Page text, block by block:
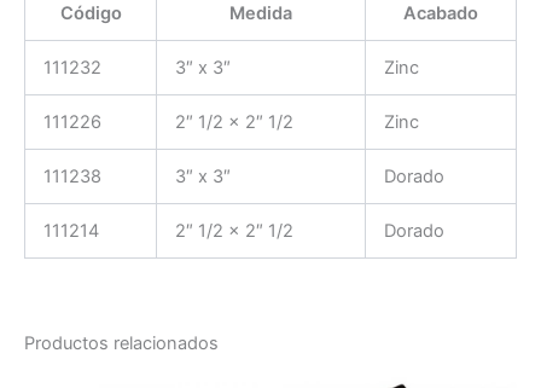
Código Medida Acabado
111232 3″ x 3″ Zinc
111226 2″ 1/2 x 2″ 1/2 Zinc
111238 3″ x 3″ Dorado
111214 2″ 1/2 x 2″ 1/2 Dorado
Productos relacionados